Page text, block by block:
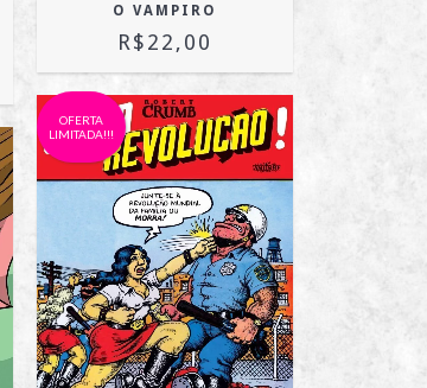
O VAMPIRO
R$22,00
OFERTA
LIMITADA!!!